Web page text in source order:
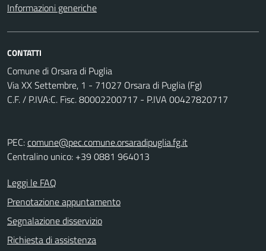
Informazioni generiche
CONTATTI
Comune di Orsara di Puglia
Via XX Settembre, 1 - 71027 Orsara di Puglia (Fg)
C.F. / P.IVA:C. Fisc. 80002200717 - P.IVA 00427820717
PEC:comune@pec.comune.orsaradipuglia.fg.it
Centralino unico: +39 0881 964013
Leggi le FAQ
Prenotazione appuntamento
Segnalazione disservizio
Richiesta di assistenza